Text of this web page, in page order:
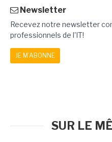
Newsletter
Recevez notre newsletter
professionnels de l'IT!
JE M'ABONNE
SUR LE